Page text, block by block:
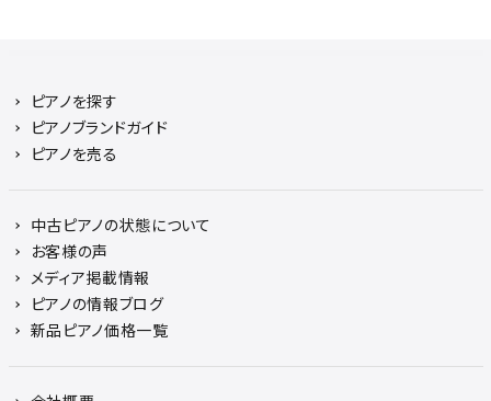
ピアノを探す
ピアノブランドガイド
ピアノを売る
中古ピアノの状態について
お客様の声
メディア掲載情報
ピアノの情報ブログ
新品ピアノ価格一覧